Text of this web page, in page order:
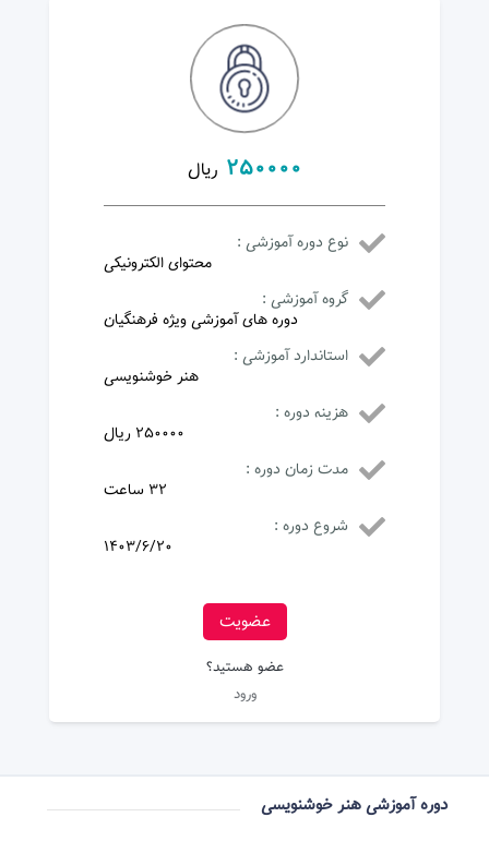
در دوره ثبت نام نمایید .
250000 ریال
نوع دوره آموزشی :
محتوای الکترونیکی
گروه آموزشی :
دوره های آموزشی ویژه فرهنگیان
استاندارد آموزشی :
هنر خوشنویسی
هزینه دوره :
250000 ریال
مدت زمان دوره :
32 ساعت
شروع دوره :
1403/6/20
عضویت
عضو هستید؟
ورود
دوره آموزشی هنر خوشنویسی